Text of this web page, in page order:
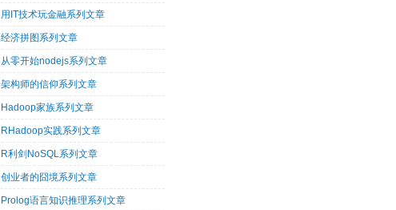
用IT技术玩金融系列文章
经济拼图系列文章
从零开始nodejs系列文章
架构师的信仰系列文章
Hadoop家族系列文章
RHadoop实践系列文章
R利剑NoSQL系列文章
创业者的囧境系列文章
Prolog语言知识推理系列文章